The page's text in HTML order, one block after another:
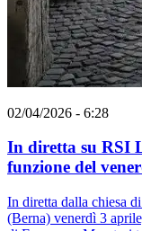
02/04/2026 - 6:28
In diretta su RSI
funzione del
In diretta dalla chiesa
(Berna) venerdì 3